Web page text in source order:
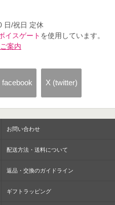
日/祝日 定休
イスゲート を使用しています。
案内
facebook X (twitter)
お問い合わせ
配送方法・送料について
返品・交換のガイドライン
ギフトラッピング